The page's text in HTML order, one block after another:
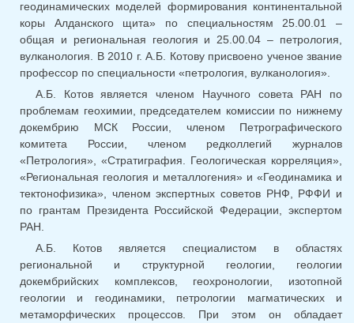
геодинамических моделей формирования континентальной
коры Алданского щита» по специальностям 25.00.01 –
общая и региональная геология и 25.00.04 – петрология,
вулканология. В 2010 г. А.Б. Котову присвоено ученое звание
профессор по специальности «петрология, вулканология».
А.Б. Котов является членом Научного совета РАН по
проблемам геохимии, председателем комиссии по нижнему
докембрию МСК России, членом Петрографического
комитета России, членом редколлегий журналов
«Петрология», «Стратиграфия. Геологическая корреляция»,
«Региональная геология и металлогения» и «Геодинамика и
тектонофизика», членом экспертных советов РНФ, РФФИ и
по грантам Президента Российской Федерации, экспертом
РАН.
А.Б. Котов является специалистом в областях
региональной и структурной геологии, геологии
докембрийских комплексов, геохронологии, изотопной
геологии и геодинамики, петрологии магматических и
метаморфических процессов. При этом он обладает